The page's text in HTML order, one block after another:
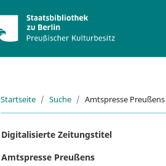
Startseite Suche Amtspresse Preußens
Digitalisierte Zeitungstitel
Amtspresse Preußens